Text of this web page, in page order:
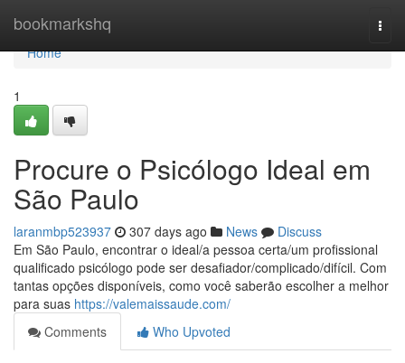
bookmarkshq
Home
Home
1
Procure o Psicólogo Ideal em
São Paulo
laranmbp523937 307 days ago News
Discuss
Em São Paulo, encontrar o ideal/a pessoa certa/um profissional
qualificado psicólogo pode ser desafiador/complicado/difícil. Com
tantas opções disponíveis, como você saberão escolher a melhor
para suas https://valemaissaude.com/
Comments
Who Upvoted